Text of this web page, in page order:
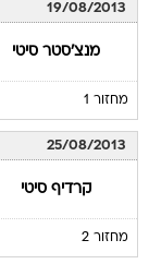
19/08/2013
מנצ'סטר סיטי
מחזור 1
25/08/2013
קרדיף סיטי
מחזור 2